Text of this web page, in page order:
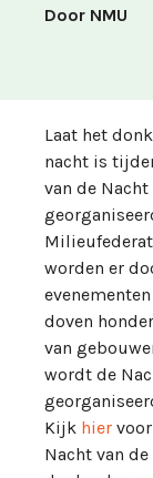
Door NMU
Laat het
nacht is
van de
worden er
doven
van
wordt de
Kijk hier
Nacht van